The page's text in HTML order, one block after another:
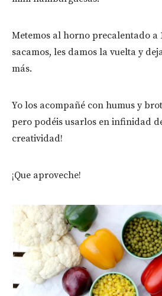
Metemos al horno precalentado a
sacamos, les damos la vuelta y
más.
Yo los acompañé con humus y
pero podéis usarlos en infinidad
creatividad!
¡Que aproveche!